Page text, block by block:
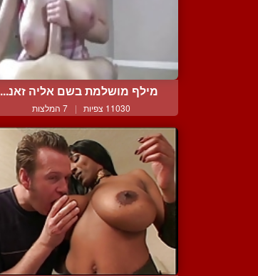
מילף מושלמת בשם אליה זאנ...
11030 צפיות | 7 המלצות